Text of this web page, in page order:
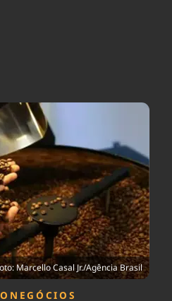
Meio Ambiente
Podcast
Política
Saúde
Tempo
Marcello Casal Jr./Agência Brasil